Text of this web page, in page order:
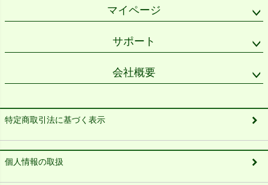
マイページ
サポート
会社概要
特定商取引法に基づく表示
個人情報の取扱